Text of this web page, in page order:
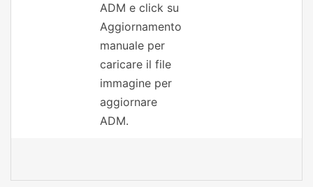
ADM e click su
Aggiornamento
manuale per
caricare il file
immagine per
aggiornare
ADM.